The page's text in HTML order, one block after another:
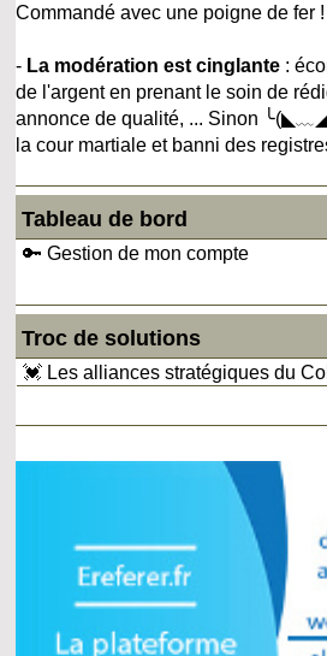
Commandé avec une poigne de fer !
- La modération est cinglante :
de l'argent en prenant le soin de
annonce de qualité, ... Sinon
la cour martiale et banni des
Tableau de bord
🔑 Gestion de mon compte
Troc de solutions
💓 Les alliances stratégiques du